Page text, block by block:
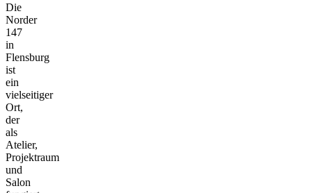
Die
Norder
147
in
Flensburg
ist
ein
vielseitiger
Ort,
der
als
Atelier,
Projektraum
und
Salon